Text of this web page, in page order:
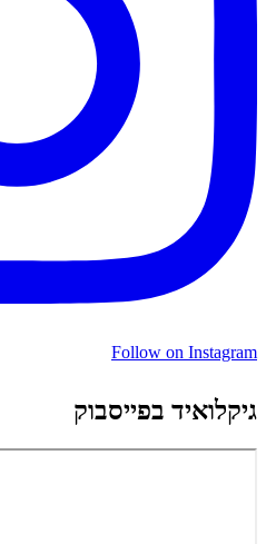
Follow on Instagram
גיקלואיד בפייסבוק